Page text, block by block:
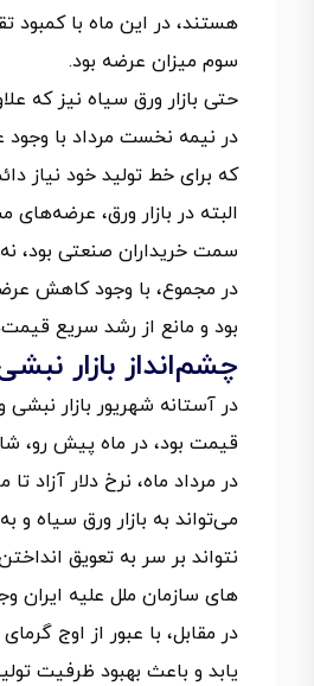
هستند، در این ماه با کمبود
سوم میزان عرضه بود.
حتی بازار ورق سیاه نیز که
در نیمه نخست مرداد با وجود
که برای خط تولید خود نیاز
البته در بازار ورق،
سمت خریداران صنعتی بود،
در مجموع، با وجود کاهش
بود و مانع از رشد سریع
چشم‌انداز بازار نبشی و ناودانی
در آستانه شهریور بازار
قیمت بود، در ماه پیش
می‌تواند به بازار ورق سیاه
نتواند بر سر به تعویق
های سازمان ملل علیه ایران
در مقابل، با عبور از اوج
یابد و باعث بهبود ظرفیت